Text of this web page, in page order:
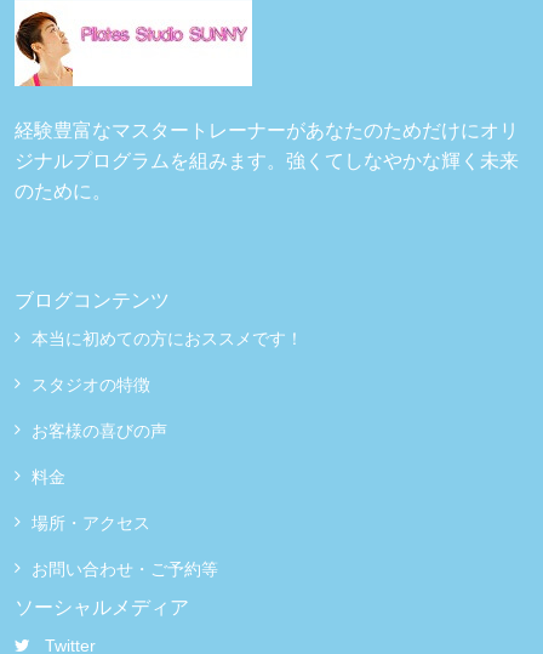
経験豊富なマスタートレーナーがあなたのためだけにオリ
ジナルプログラムを組みます。強くてしなやかな輝く未来
のために。
ブログコンテンツ
本当に初めての方におススメです！
スタジオの特徴
お客様の喜びの声
料金
場所・アクセス
お問い合わせ・ご予約等
ソーシャルメディア
Twitter